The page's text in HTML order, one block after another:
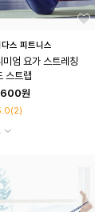
스 피트니스
미엄 요가 스트레칭
스트랩
원
(2)